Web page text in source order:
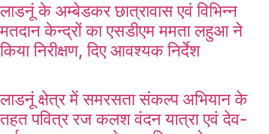
लाडनूं के अम्बेडकर छात्रावास एवं विभिन्न
मतदान केन्द्रों का एसडीएम ममता लहुआ ने
किया निरीक्षण, दिए आवश्यक निर्देश
लाडनूं क्षेत्र में समरसता संकल्प अभियान के
तहत पवित्र रज कलश वंदन यात्रा एवं देव-